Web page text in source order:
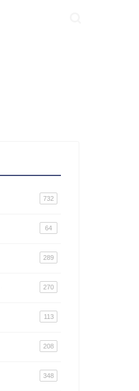
732
64
289
270
113
208
348